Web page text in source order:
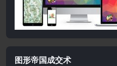
图形帝国成交术